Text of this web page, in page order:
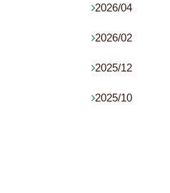
2026/04
2026/02
2025/12
2025/10